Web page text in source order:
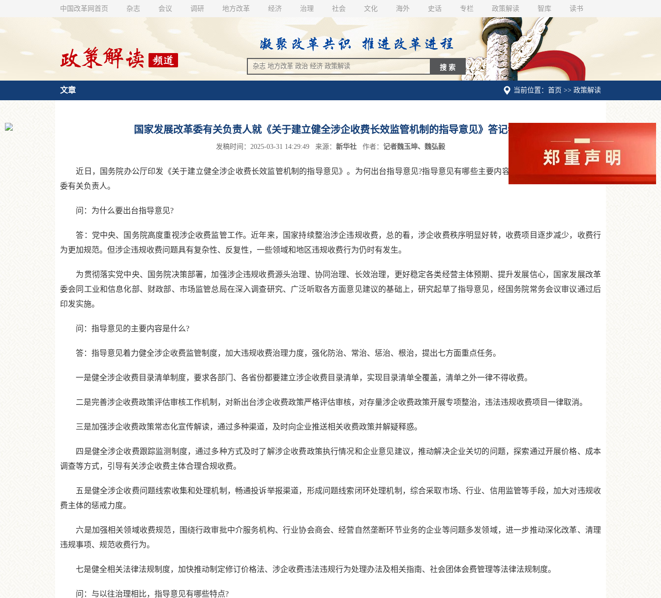
中国改革网首页 杂志 会议 调研 地方改革 经济 治理 社会 文化 海外 史话 专栏 政策解读 智库 读书
当前位置：首页 >> 政策解读
文章
国家发展改革委有关负责人就《关于建立健全涉企收费长效监管机制的指导意见》答记者问
发稿时间：2025-03-31 14:29:49 来源： 新华社 作者： 记者魏玉坤、魏弘毅
近日，国务院办公厅印发《关于建立健全涉企收费长效监管机制的指导意见》。为何出台指导意见?指导意见有哪些主要内容?记者采访了国家发展改革
委有关负责人。
问：为什么要出台指导意见?
答：党中央、国务院高度重视涉企收费监管工作。近年来，国家持续整治涉企违规收费，总的看，涉企收费秩序明显好转，收费项目逐步减少，收费行
为更加规范。但涉企违规收费问题具有复杂性、反复性，一些领域和地区违规收费行为仍时有发生。
为贯彻落实党中央、国务院决策部署，加强涉企违规收费源头治理、协同治理、长效治理，更好稳定各类经营主体预期、提升发展信心，国家发展改革
委会同工业和信息化部、财政部、市场监管总局在深入调查研究、广泛听取各方面意见建议的基础上，研究起草了指导意见，经国务院常务会议审议通过后
印发实施。
问：指导意见的主要内容是什么?
答：指导意见着力健全涉企收费监管制度，加大违规收费治理力度，强化防治、常治、惩治、根治，提出七方面重点任务。
一是健全涉企收费目录清单制度，要求各部门、各省份都要建立涉企收费目录清单，实现目录清单全覆盖，清单之外一律不得收费。
二是完善涉企收费政策评估审核工作机制，对新出台涉企收费政策严格评估审核，对存量涉企收费政策开展专项整治，违法违规收费项目一律取消。
三是加强涉企收费政策常态化宣传解读，通过多种渠道，及时向企业推送相关收费政策并解疑释惑。
四是健全涉企收费跟踪监测制度，通过多种方式及时了解涉企收费政策执行情况和企业意见建议，推动解决企业关切的问题，探索通过开展价格、成本
调查等方式，引导有关涉企收费主体合理合规收费。
五是健全涉企收费问题线索收集和处理机制，畅通投诉举报渠道，形成问题线索闭环处理机制，综合采取市场、行业、信用监管等手段，加大对违规收
费主体的惩戒力度。
六是加强相关领域收费规范，围绕行政审批中介服务机构、行业协会商会、经营自然垄断环节业务的企业等问题多发领域，进一步推动深化改革、清理
违规事项、规范收费行为。
七是健全相关法律法规制度，加快推动制定修订价格法、涉企收费违法违规行为处理办法及相关指南、社会团体会费管理等法律法规制度。
问：与以往治理相比，指导意见有哪些特点?